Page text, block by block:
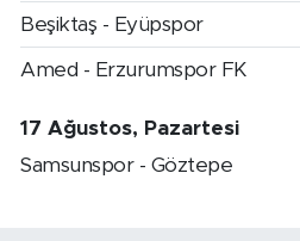
Beşiktaş - Eyüpspor
Amed - Erzurumspor FK
17 Ağustos, Pazartesi
Samsunspor - Göztepe